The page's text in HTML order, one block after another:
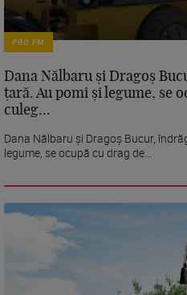
PRO FM
Dana Nălbaru și Dragoș
țară. Au pomi și legume, se
culeg...
Dana Nălbaru și Dragoș Bucur,
legume, se ocupă cu drag de...